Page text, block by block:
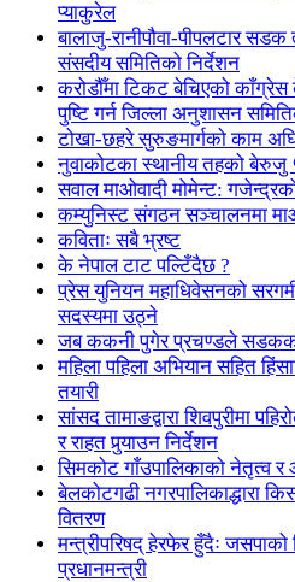
प्याकुरेल
बालाजु-रानीपौवा-पीपलटार सडक
संसदीय समितिको निर्देशन
करोडौँमा टिकट बेचिएको काँग्रेस
पुष्टि गर्न जिल्ला अनुशासन
टोखा-छहरे सुरुङमार्गको काम
नुवाकोटका स्थानीय तहको बेरुजु
सवाल माओवादी मोमेन्ट:
कम्युनिस्ट संगठन सञ्चालनमा
कविताः सबै भ्रष्ट
के नेपाल टाट पल्टिँदैछ ?
प्रेस युनियन महाधिवेसनको
सदस्यमा उठ्ने
जब ककनी पुगेर प्रचण्डले सडकको
महिला पहिला अभियान सहित
तयारी
सांसद तामाङद्वारा शिवपुरीमा
र राहत पुर्‍याउन निर्देशन
सिमकोट गाँउपालिकाको नेतृत्व र
बेलकोटगढी नगरपालिकाद्धारा
वितरण
मन्त्रीपरिषद् हेरफेर हुँदैः जसपाको
प्रधानमन्त्री